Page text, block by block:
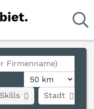
Stadt